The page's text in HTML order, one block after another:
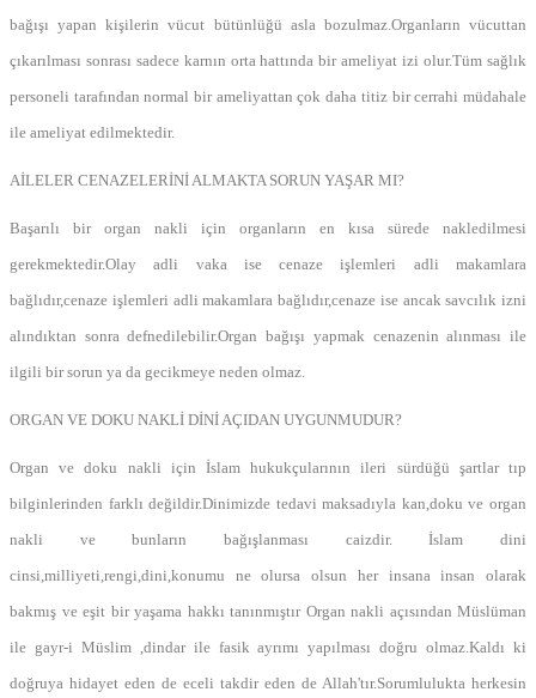
bağışı yapan kişilerin vücut bütünlüğü asla bozulmaz.Organların vücuttan
çıkarılması sonrası sadece karnın orta hattında bir ameliyat izi olur.Tüm sağlık
personeli tarafından normal bir ameliyattan çok daha titiz bir cerrahi müdahale
ile ameliyat edilmektedir.
AİLELER CENAZELERİNİ ALMAKTA SORUN YAŞAR MI?
Başarılı bir organ nakli için organların en kısa sürede nakledilmesi
gerekmektedir.Olay adli vaka ise cenaze işlemleri adli makamlara
bağlıdır,cenaze işlemleri adli makamlara bağlıdır,cenaze ise ancak savcılık izni
alındıktan sonra defnedilebilir.Organ bağışı yapmak cenazenin alınması ile
ilgili bir sorun ya da gecikmeye neden olmaz.
ORGAN VE DOKU NAKLİ DİNİ AÇIDAN UYGUNMUDUR?
Organ ve doku nakli için İslam hukukçularının ileri sürdüğü şartlar tıp
bilginlerinden farklı değildir.Dinimizde tedavi maksadıyla kan,doku ve organ
nakli ve bunların bağışlanması caizdir. İslam dini
cinsi,milliyeti,rengi,dini,konumu ne olursa olsun her insana insan olarak
bakmış ve eşit bir yaşama hakkı tanınmıştır Organ nakli açısından Müslüman
ile gayr-i Müslim ,dindar ile fasik ayrımı yapılması doğru olmaz.Kaldı ki
doğruya hidayet eden de eceli takdir eden de Allah'tır.Sorumlulukta herkesin